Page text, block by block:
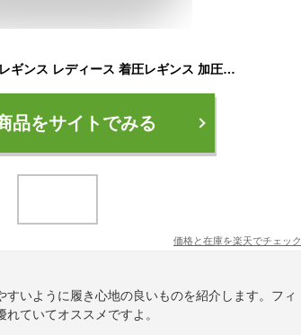
【お得な3枚セット】レギンス レディース 着圧レギンス 加圧レギンス むくみ 浮腫み 強力 強 脚やせ 脚痩せ 骨盤 大きいサイズ ハイウエスト補正屋レギンス 天音 AMANE あまね 送料無料
品をサイトでみる
価格と在庫を楽天でチェック
いように履き心地の良いものを紹介します。フィ
ていてオススメですよ。